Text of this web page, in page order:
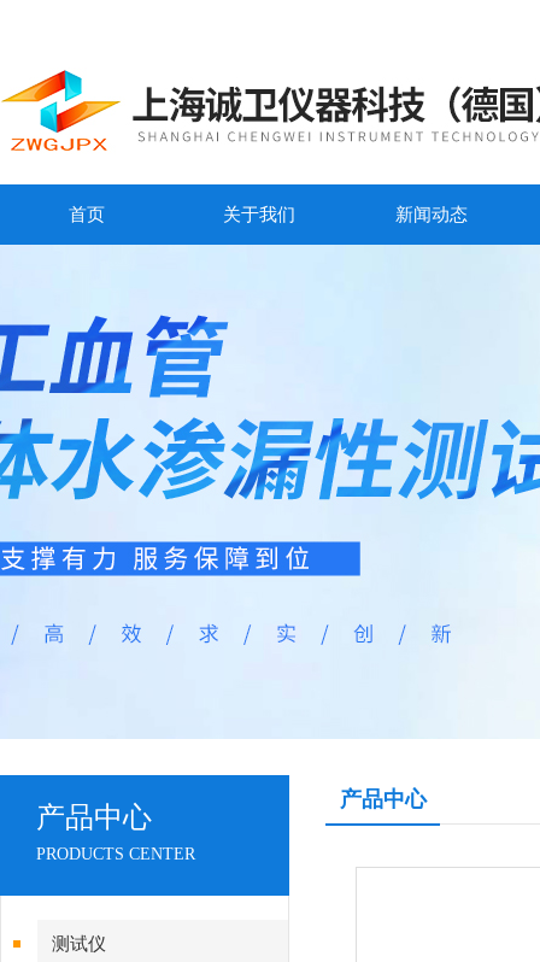
首页 关于我们 新闻动态
产品中心
PRODUCTS CENTER
测试仪
产品中心